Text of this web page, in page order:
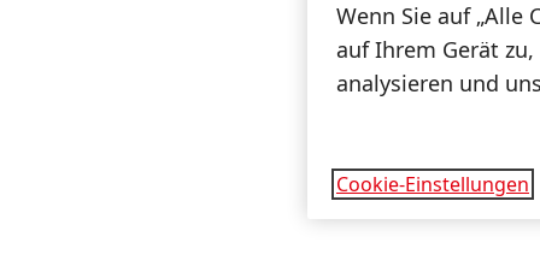
Wenn Sie auf „Alle
auf Ihrem Gerät
analysieren und
Cookie-Einstellungen